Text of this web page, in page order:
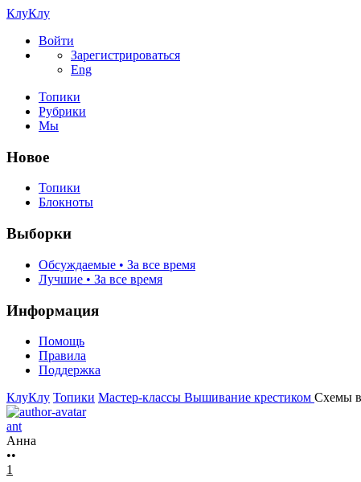
КлуКлу
Войти
Зарегистрироваться
Eng
Топики
Рубрики
Мы
Новое
Топики
Блокноты
Выборки
Обсуждаемые • За все время
Лучшие • За все время
Информация
Помощь
Правила
Поддержка
КлуКлу Топики Мастер-классы Вышивание крестиком Схемы
ant
Анна
••
1